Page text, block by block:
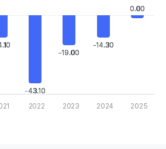
categories.
displaying values. Data ranges from -
-43.10
-43.10
-19.00
-19.00
-14.30
-14.30
0.00
0.00
2022 2023 2024 2025